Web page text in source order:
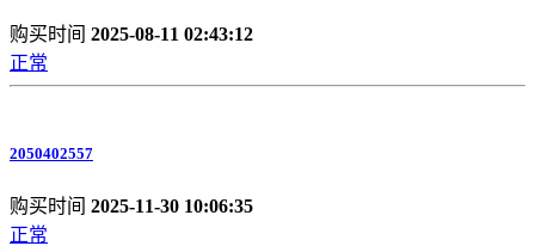
购买时间 2025-08-11 02:43:12
正常
2050402557
购买时间 2025-11-30 10:06:35
正常